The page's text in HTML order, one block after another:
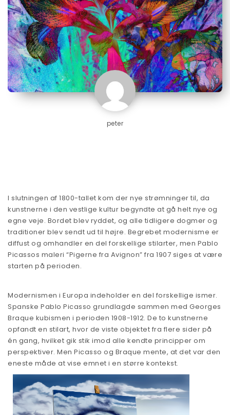
peter
I slutningen af 1800-tallet kom der nye strømninger til, da
kunstnerne i den vestlige kultur begyndte at gå helt nye og
egne veje. Bordet blev ryddet, og alle tidligere dogmer og
traditioner blev sendt ud til højre. Begrebet modernisme er
diffust og omhandler en del forskellige stilarter, men Pablo
Picassos maleri “Pigerne fra Avignon” fra 1907 siges at være
starten på perioden.
Modernismen i Europa indeholder en del forskellige ismer.
Spanske Pablo Picasso grundlagde sammen med Georges
Braque kubismen i perioden 1908-1912. De to kunstnerne
opfandt en stilart, hvor de viste objektet fra flere sider på
én gang, hvilket gik stik imod alle kendte principper om
perspektiver. Men Picasso og Braque mente, at det var den
eneste måde at vise emnet i en større kontekst.